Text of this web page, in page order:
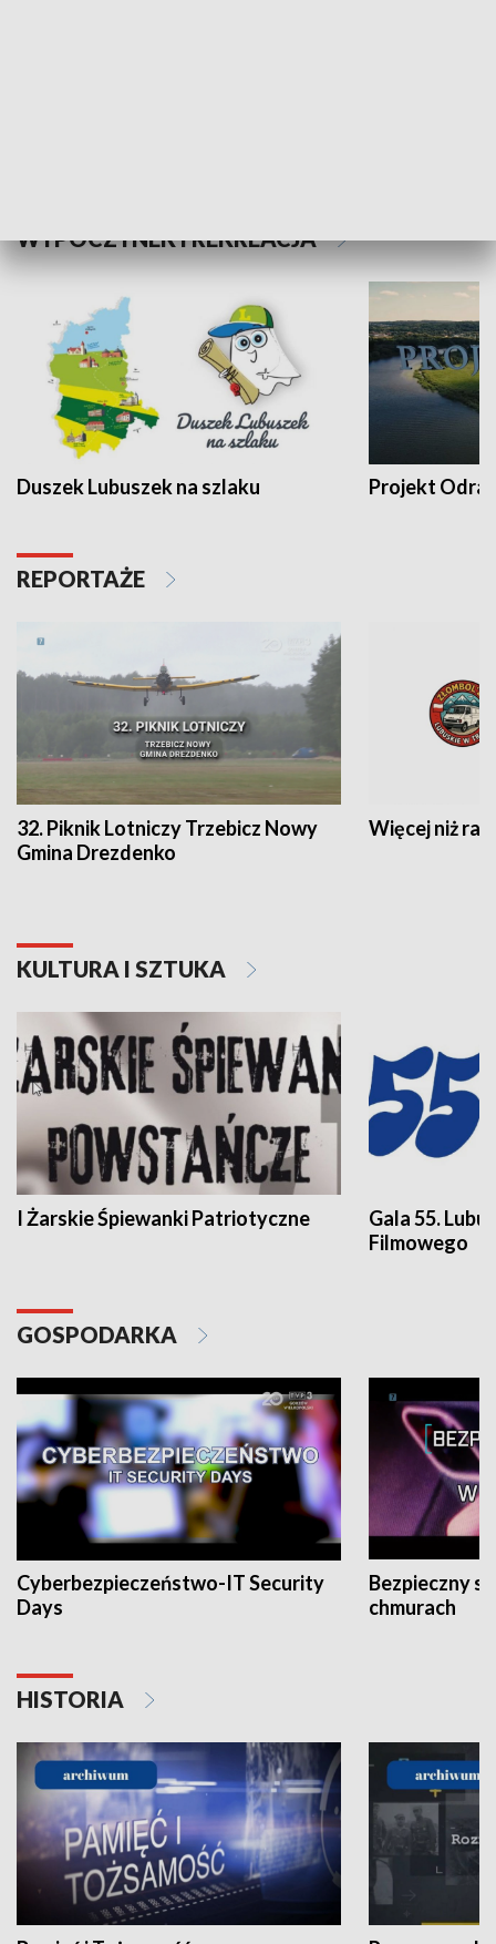
WYPOCZYNEK I REKREACJA
Duszek Lubuszek na szlaku Projekt Odra
REPORTAŻE
32. Piknik Lotniczy Trzebicz Nowy
Gmina Drezdenko
Więcej niż rajd
KULTURA I SZTUKA
I Żarskie Śpiewanki Patriotyczne
Gala 55.
Filmowego
GOSPODARKA
Cyberbezpieczeństwo-IT Security
Days
Bezpieczny
chmurach
HISTORIA